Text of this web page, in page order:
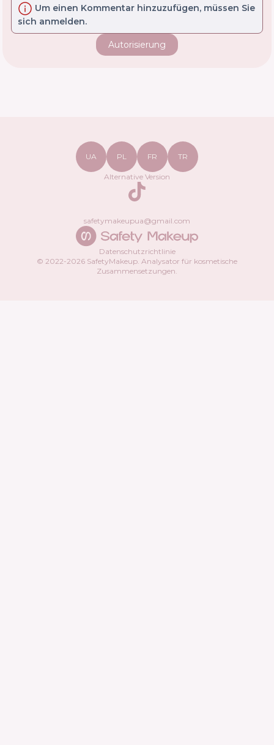
Um einen Kommentar hinzuzufügen, müssen Sie
sich anmelden.
Autorisierung
Datenschutzrichtlinie
© 2022-2026 SafetyMakeup. Analysator für kosmetische
Zusammensetzungen.
UA PL FR TR
Alternative Version
TikTok
safetymakeupua@gmail.com